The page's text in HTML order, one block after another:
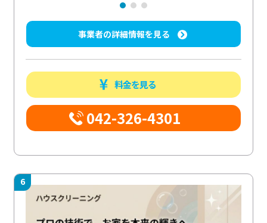
事業者の詳細情報を見る
料金を見る
042-326-4301
6